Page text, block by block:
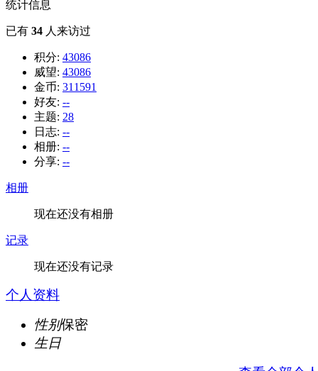
统计信息
已有 34 人来访过
积分: 43086
威望: 43086
金币: 311591
好友: --
主题: 28
日志: --
相册: --
分享: --
相册
现在还没有相册
记录
现在还没有记录
个人资料
性别保密
生日